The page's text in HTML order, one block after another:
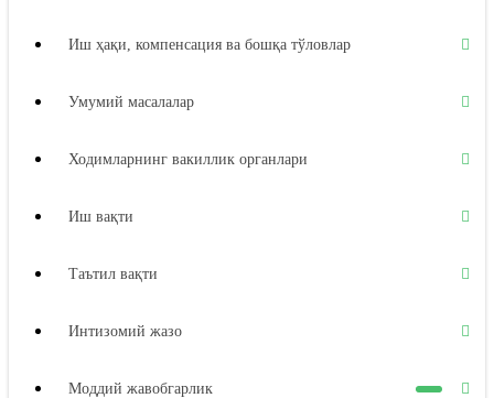
Иш ҳақи, компенсация ва бошқа тўловлар
Умумий масалалар
Ходимларнинг вакиллик органлари
Иш вақти
Таътил вақти
Интизомий жазо
Моддий жавобгарлик